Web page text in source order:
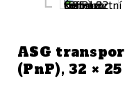
ASG
(PnP), 32 ×